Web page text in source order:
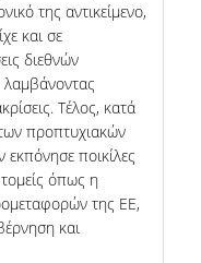
της αντικείμενο,
και σε
διεθνών
Τέλος, κατά
προπτυχιακών
ποικίλες
όπως η
της ΕΕ,
και